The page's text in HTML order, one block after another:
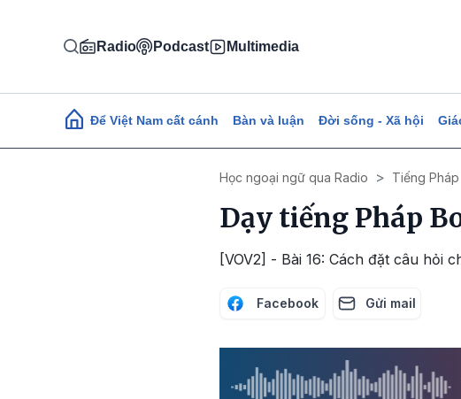
Radio Podcast Multimedia
Main navigation
Để Việt Nam cất cánh Bàn và luận Đời sống - Xã hội
Học ngoại ngữ qua Radio Tiếng Pháp
Dạy tiếng Pháp
[VOV2] - Bài 16: Cách đặt câu hỏi
Facebook Gửi mail